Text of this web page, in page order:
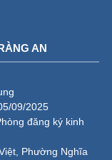
AN
09/2025
đăng ký kinh
Phường Nghĩa